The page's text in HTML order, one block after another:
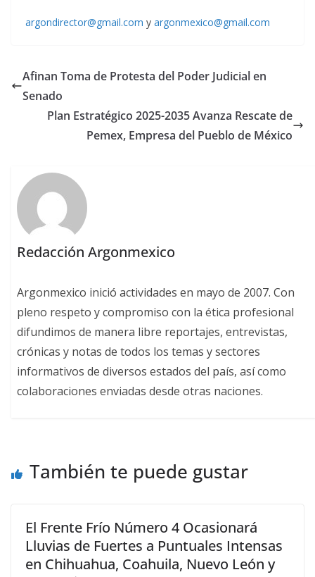
argondirector@gmail.com y argonmexico@gmail.com
Afinan Toma de Protesta del Poder Judicial en
Senado
Plan Estratégico 2025-2035 Avanza Rescate de
Pemex, Empresa del Pueblo de México
Redacción Argonmexico
Argonmexico inició actividades en mayo de 2007. Con
pleno respeto y compromiso con la ética profesional
difundimos de manera libre reportajes, entrevistas,
crónicas y notas de todos los temas y sectores
informativos de diversos estados del país, así como
colaboraciones enviadas desde otras naciones.
También te puede gustar
El Frente Frío Número 4 Ocasionará
Lluvias de Fuertes a Puntuales Intensas
en Chihuahua, Coahuila, Nuevo León y